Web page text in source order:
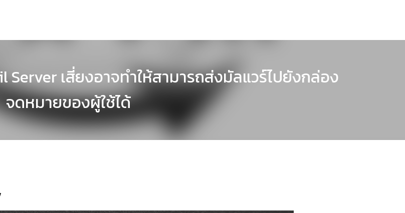
Server เสี่ยงอาจทำให้สามารถส่งมัลแวร์ไปยังกล่อง
จดหมายของผู้ใช้ได้